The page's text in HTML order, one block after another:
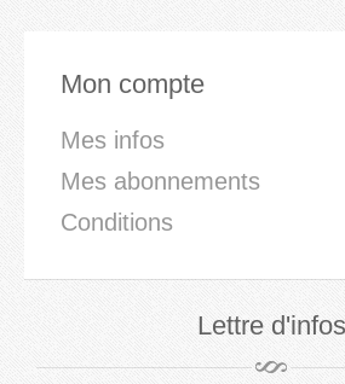
Mon compte
Mes infos
Mes abonnements
Conditions
Lettre d'infos